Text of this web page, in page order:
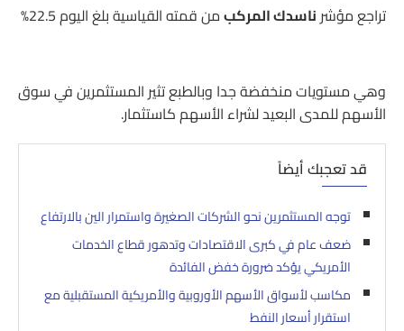
تراجع مؤشرناسدك المركبمن قمته القياسية بلغ اليوم 22.5%
وهي مستويات منخفضة جدا وبالطبع تثير المستثمرين في سوق
الأسهم للمدى البعيد لشراء الأسهم كاستثمار.
قد تعجبك أيضاً
توجه المستثمرين نحو الشركات الصغيرة واستمرار الين بالارتفاع
ضعف عام في كبرى الاقتصادات وتدهور قطاع الخدمات
الأمريكي يؤكد ضرورة خفض الفائدة
مكاسب لأسواق الأسهم الأوروبية والأمريكية المستقبلية مع
استقرار أسعار النفط